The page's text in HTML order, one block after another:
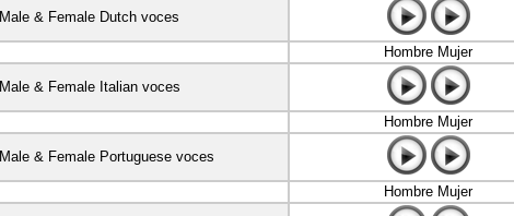
Male & Female Dutch voces
Hombre Mujer
Male & Female Italian voces
Hombre Mujer
Male & Female Portuguese voces
Hombre Mujer